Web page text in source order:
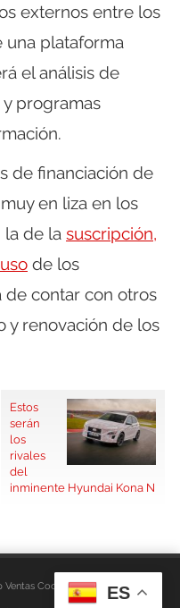
externos entre los
una plataforma
el análisis de
programas
de financiación de
en liza en los
la de la suscripción,
de los
de contar con otros
y renovación de los
Estos
serán
los
rivales
del
inminente Hyundai Kona N
Ventas Coches EspacioFurgo
ES